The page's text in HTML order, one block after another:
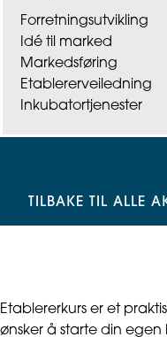
Forretningsutvikling
Idé til marked
Markedsføring
Etablererveiledning
Inkubatortjenester
TILBAKE TIL ALLE
Etablererkurs er et
ønsker å starte din egen